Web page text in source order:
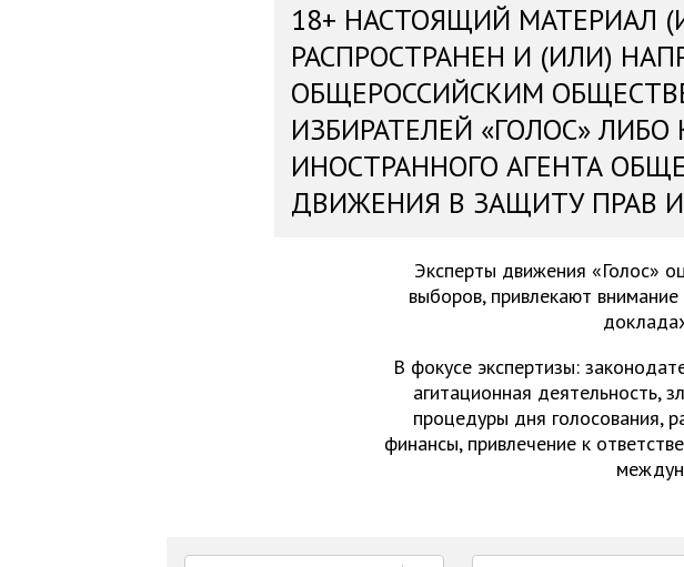
18+ НАСТОЯЩИЙ МАТЕРИАЛ
РАСПРОСТРАНЕН И (ИЛИ)
ОБЩЕРОССИЙСКИМ
ИЗБИРАТЕЛЕЙ «ГОЛОС»
ИНОСТРАННОГО АГЕНТА
ДВИЖЕНИЯ В ЗАЩИТУ ПРАВ
Эксперты движения «Голос»
выборов, привлекают
В фокусе экспертизы:
агитационная деятельность,
процедуры дня голосования,
финансы, привлечение к